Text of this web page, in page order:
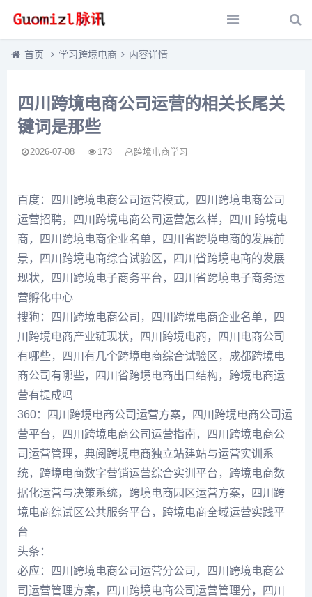
首页 学习跨境电商 内容详情
四川跨境电商公司运营的相关长尾关
键词是那些
2026-07-08 173 跨境电商学习
百度：四川跨境电商公司运营模式，四川跨境电商公司
运营招聘，四川跨境电商公司运营怎么样，四川 跨境电
商，四川跨境电商企业名单，四川省跨境电商的发展前
景，四川跨境电商综合试验区，四川省跨境电商的发展
现状，四川跨境电子商务平台，四川省跨境电子商务运
营孵化中心
搜狗：四川跨境电商公司，四川跨境电商企业名单，四
川跨境电商产业链现状，四川跨境电商，四川电商公司
有哪些，四川有几个跨境电商综合试验区，成都跨境电
商公司有哪些，四川省跨境电商出口结构，跨境电商运
营有提成吗
360：四川跨境电商公司运营方案，四川跨境电商公司运
营平台，四川跨境电商公司运营指南，四川跨境电商公
司运营管理，典阅跨境电商独立站建站与运营实训系
统，跨境电商数字营销运营综合实训平台，跨境电商数
据化运营与决策系统，跨境电商园区运营方案，四川跨
境电商综试区公共服务平台，跨境电商全域运营实践平
台
头条：
必应：四川跨境电商公司运营分公司，四川跨境电商公
司运营管理方案，四川跨境电商公司运营管理分，四川